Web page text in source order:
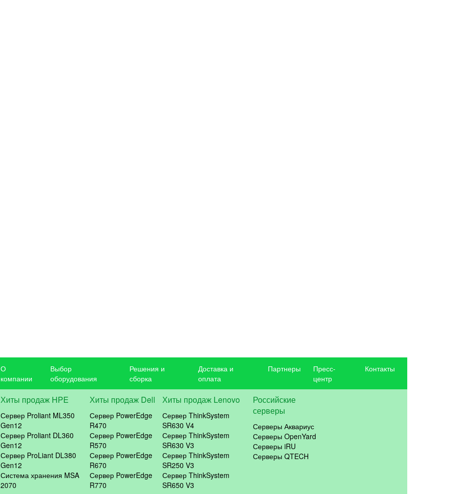
О
компании
Выбор
оборудования
Решения и
сборка
Доставка и
оплата
Партнеры
Пресс-
центр
Контакты
Хиты продаж HPE
Сервер Proliant ML350
Gen12
Сервер Proliant DL360
Gen12
Сервер ProLiant DL380
Gen12
Система хранения MSA
2070
Хиты продаж Dell
Сервер PowerEdge
R470
Сервер PowerEdge
R570
Сервер PowerEdge
R670
Сервер PowerEdge
R770
Хиты продаж Lenovo
Сервер ThinkSystem
SR630 V4
Сервер ThinkSystem
SR630 V3
Сервер ThinkSystem
SR250 V3
Сервер ThinkSystem
SR650 V3
Российские
серверы
Серверы Аквариус
Серверы OpenYard
Серверы iRU
Серверы QTECH